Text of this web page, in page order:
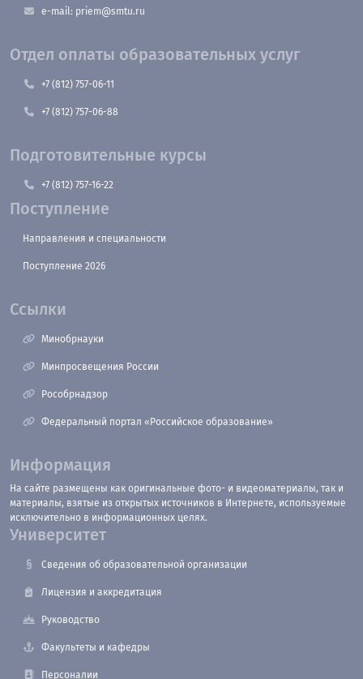
e-mail: priem@smtu.ru
Отдел оплаты образовательных услуг
+7 (812) 757-06-11
+7 (812) 757-06-88
Подготовительные курсы
+7 (812) 757-16-22
Поступление
Направления и специальности
Поступление 2026
Ссылки
Минобрнауки
Минпросвещения России
Рособрнадзор
Федеральный портал «Российское образование»
Информация
На сайте размещены как оригинальные фото- и видеоматериалы, так и
материалы, взятые из открытых источников в Интернете, используемые
исключительно в информационных целях.
Университет
Сведения об образовательной организации
Лицензия и аккредитация
Руководство
Факультеты и кафедры
Персоналии